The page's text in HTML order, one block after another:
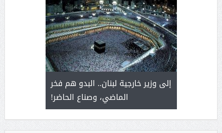
سلمان
إلى وزير خارجية لبنان.. البدو هم فخر
الماضي، وصناع الحاضر!
يحمل
من عشق